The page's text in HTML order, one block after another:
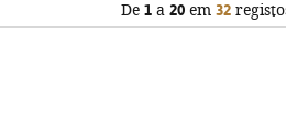
De 1a 20em 32